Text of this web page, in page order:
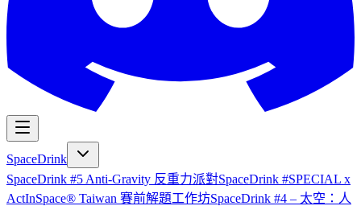
SpaceDrink
SpaceDrink #5 Anti-Gravity 反重力派對SpaceDrink #SPECIAL x
ActInSpace® Taiwan 賽前解題工作坊SpaceDrink #4 – 太空：人